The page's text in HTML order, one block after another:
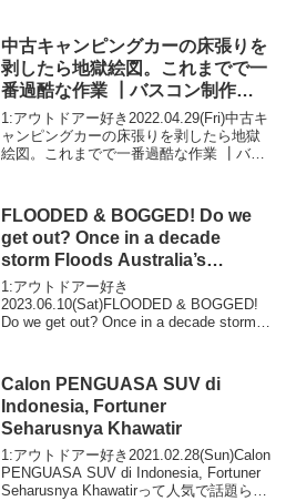
注目です！3:アウト...
中古キャンピングカーの床張りを
剥したら地獄絵図。これまでで一
番過酷な作業 ┃バスコン制作
Ep.08┃
1:アウトドアー好き2022.04.29(Fri)中古キ
ャンピングカーの床張りを剥したら地獄
絵図。これまでで一番過酷な作業 ┃バス
き2022.04.29(Fri...
FLOODED & BOGGED! Do we
get out? Once in a decade
storm Floods Australia’s
DRIEST town!
1:アウトドアー好き
2023.06.10(Sat)FLOODED & BOGGED!
Do we get out? Once in a decade storm
Calon PENGUASA SUV di
Indonesia, Fortuner
Seharusnya Khawatir
1:アウトドアー好き2021.02.28(Sun)Calon
PENGUASA SUV di Indonesia, Fortuner
Seharusnya Khawatirって人気で話題らし